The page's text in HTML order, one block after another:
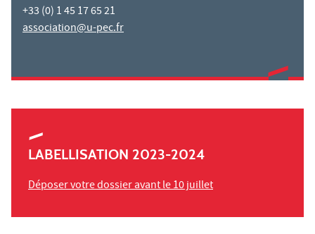
+33 (0) 1 45 17 65 21
association@u-pec.fr
LABELLISATION 2023-2024
Déposer votre dossier avant le 10 juillet